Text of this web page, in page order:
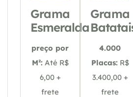
Grama
Esmeralda
preço por
M²: Até R$
6,00 +
frete
Grama
4.000
Placas: R$
3.400,00 +
frete